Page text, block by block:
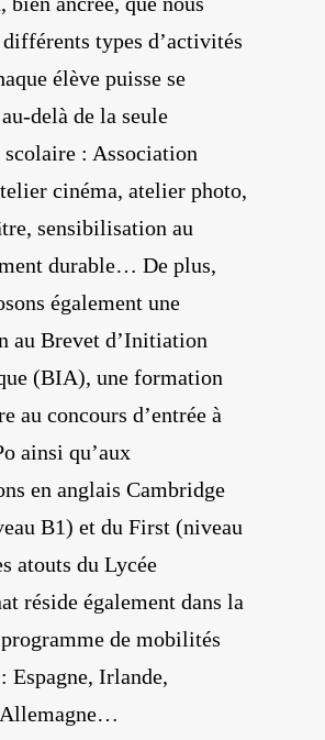
types d’activités
élève puisse se
delà de la seule
: Association
cinéma, atelier photo,
sensibilisation au
durable… De plus,
également une
au Brevet d’Initiation
(BIA), une formation
au concours d’entrée à
ainsi qu’aux
en anglais Cambridge
B1) et du First (niveau
atouts du Lycée
réside également dans la
de mobilités
Espagne, Irlande,